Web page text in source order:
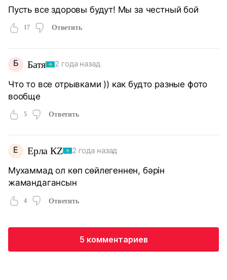
Пусть все здоровы будут! Мы за честный бой
17 Ответить
Б Батя 2 года назад
Что то все отрывками )) как будто разные фото
вообще
5 Ответить
Е Ерла КZ 2 года назад
Мухаммад ол көп сөйлегеннен, бәрін
жамандагансын
4 Ответить
5 комментариев